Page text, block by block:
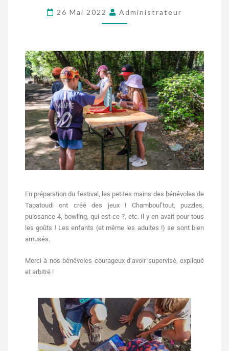
26 Mai 2022 Administrateur
En préparation du festival, les petites mains des bénévoles de
Tapatoudi ont créé des jeux ! Chamboul’tout, puzzles,
puissance 4, bowling, qui est-ce ?, etc. Il y en avait pour tous
les goûts ! Les enfants (et même les adultes !) se sont bien
amusés.
Merci à nos bénévoles courageux d’avoir supervisé, expliqué
et arbitré !